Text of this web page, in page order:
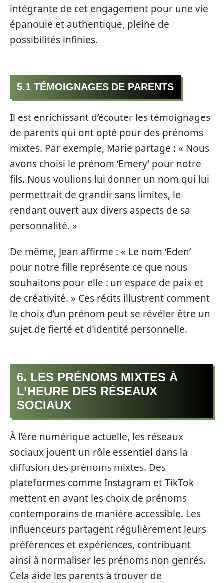
intégrante de cet engagement pour une vie
épanouie et authentique, pleine de
possibilités infinies.
5.1 TÉMOIGNAGES DE PARENTS
Il est enrichissant d’écouter les témoignages
de parents qui ont opté pour des prénoms
mixtes. Par exemple, Marie partage : « Nous
avons choisi le prénom ‘Emery’ pour notre
fils. Nous voulions lui donner un nom qui lui
permettrait de grandir sans limites, le
rendant ouvert aux divers aspects de sa
personnalité. »
De même, Jean affirme : « Le nom ‘Eden’
pour notre fille représente ce que nous
souhaitons pour elle : un espace de paix et
de créativité. » Ces récits illustrent comment
le choix d’un prénom peut se révéler être un
sujet de fierté et d’identité personnelle.
6. LES PRÉNOMS MIXTES À
L’HEURE DES RÉSEAUX
SOCIAUX
À l’ère numérique actuelle, les réseaux
sociaux jouent un rôle essentiel dans la
diffusion des prénoms mixtes. Des
plateformes comme Instagram et TikTok
mettent en avant les choix de prénoms
contemporains de manière accessible. Les
influenceurs partagent régulièrement leurs
préférences et expériences, contribuant
ainsi à normaliser les prénoms non genrés.
Cela aide les parents à trouver de